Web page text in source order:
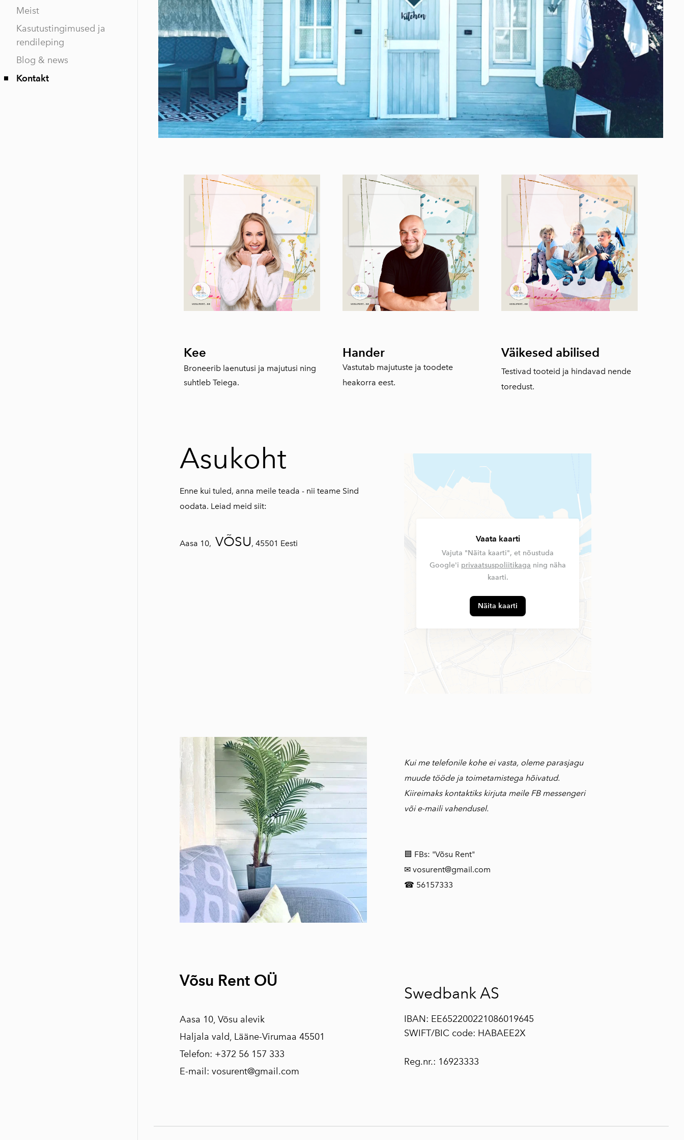
Meist
Kasutustingimused ja
rendileping
Blog & news
Kontakt
Kee
Broneerib laenutusi ja majutusi ning
suhtleb Teiega.
Hander
Vastutab majutuste ja toodete
heakorra eest.
Väikesed abilised
Testivad tooteid ja hindavad nende
toredust.
Asukoht
Enne kui tuled, anna meile teada - nii teame Sind
oodata. Leiad meid siit:
Aasa 10, VÕSU, 45501 Eesti Vaata kaarti
Vajuta "Näita kaarti", et nõustuda
Google'i privaatsuspoliitikaga ning näha
kaarti.
Näita kaarti
Kui me telefonile kohe ei vasta, oleme parasjagu
muude tööde ja toimetamistega hõivatud.
Kiireimaks kontaktiks kirjuta meile FB messengeri
või e-maili vahendusel.
🟦 FBs: "Võsu Rent"
✉ vosurent@gmail.com
☎ 56157333
Võsu Rent OÜ
Aasa 10, Võsu alevik
Haljala vald, Lääne-Virumaa 45501
Telefon: +372 56 157 333
E-mail: vosurent@gmail.com
Swedbank AS
IBAN: EE652200221086019645
SWIFT/BIC code: HABAEE2X
Reg.nr.: 16923333